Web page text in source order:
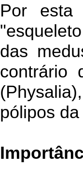
Por esta
das
contrário
pólipos